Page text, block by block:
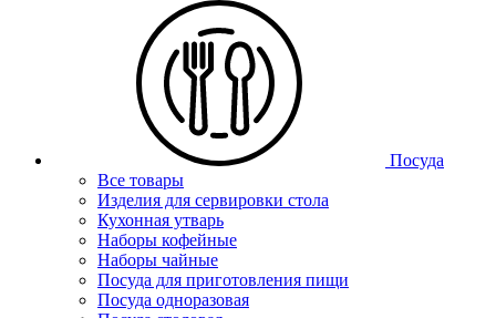
Посуда
Все товары
Изделия для сервировки стола
Кухонная утварь
Наборы кофейные
Наборы чайные
Посуда для приготовления пищи
Посуда одноразовая